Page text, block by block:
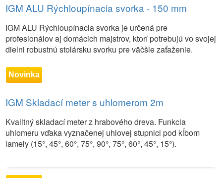
IGM ALU Rýchloupínacia svorka - 150 mm
IGM ALU Rýchloupínacia svorka je určená pre
profesionálov aj domácich majstrov, ktorí potrebujú vo svojej
dielni robustnú stolársku svorku pre väčšie zaťaženie.
Novinka
IGM Skladací meter s uhlomerom 2m
Kvalitný skladací meter z hrabového dreva. Funkcia
uhlomeru vďaka vyznačenej uhlovej stupnici pod kĺbom
lamely (15°, 45°, 60°, 75°, 90°, 75°, 60°, 45°, 15°).